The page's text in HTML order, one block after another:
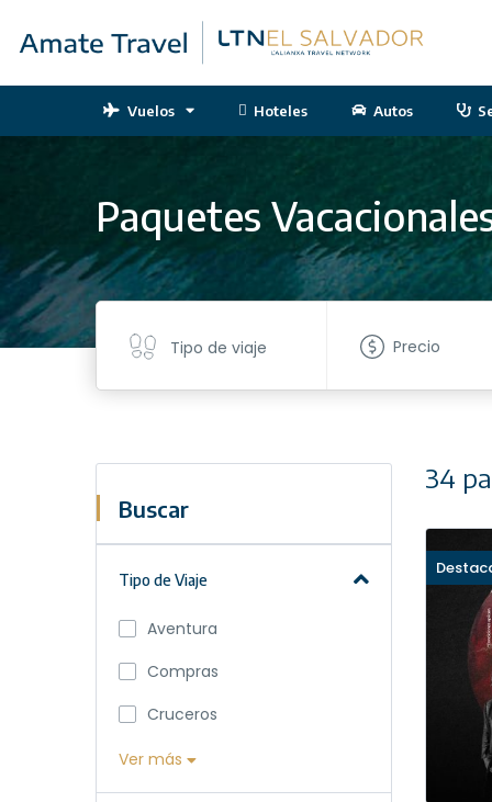
Vuelos Hoteles Autos
Paquetes
Tipo de viaje Precio
Buscar
Tipo de Viaje
Aventura
Compras
Cruceros
Ver más
34